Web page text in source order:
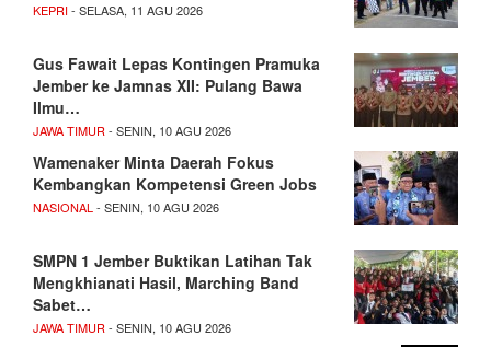
KEPRI- SELASA, 11 AGU 2026
Gus Fawait Lepas Kontingen Pramuka
Jember ke Jamnas XII: Pulang Bawa
Ilmu…
JAWA TIMUR- SENIN, 10 AGU 2026
Wamenaker Minta Daerah Fokus
Kembangkan Kompetensi Green Jobs
NASIONAL- SENIN, 10 AGU 2026
SMPN 1 Jember Buktikan Latihan Tak
Mengkhianati Hasil, Marching Band
Sabet…
JAWA TIMUR- SENIN, 10 AGU 2026